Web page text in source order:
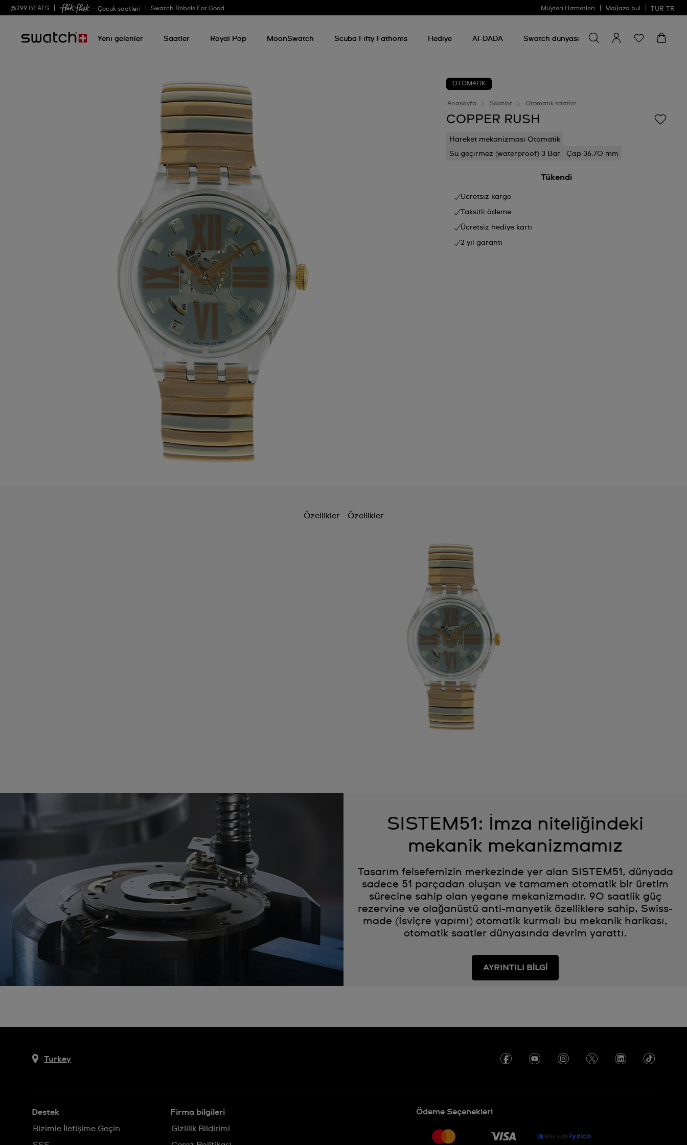
@299 BEATS — Çocuk saatleri Swatch Rebels For Good Müşteri Hizmetleri Mağaza bul TUR TR
Yeni gelenler Saatler Royal Pop MoonSwatch Scuba Fifty Fathoms Hediye AI-DADA Swatch dünyasi
şey
ara
Bir şey ara
OTOMATİK
Anasayfa Saatler Otomatik saatler
COPPER RUSH
Hareket mekanizması Otomatik
Su geçirmez (waterproof) 3 Bar
Çap 36.70 mm
Tükendi
Ücretsiz kargo
Taksitli ödeme
Ücretsiz hediye kartı
2 yıl garanti
Özellikler Özellikler
SISTEM51: İmza niteliğindeki
mekanik mekanizmamız
Tasarım felsefemizin merkezinde yer alan SISTEM51, dünyada
sadece 51 parçadan oluşan ve tamamen otomatik bir üretim
sürecine sahip olan yegane mekanizmadır. 90 saatlik güç
rezervine ve olağanüstü anti-manyetik özelliklere sahip, Swiss-
made (İsviçre yapımı) otomatik kurmalı bu mekanik harikası,
otomatik saatler dünyasında devrim yarattı.
AYRINTILI BİLGİ
Turkey
Destek
Bizimle İletişime Geçin
Firma bilgileri
Gizlilik Bildirimi
Ödeme Seçenekleri